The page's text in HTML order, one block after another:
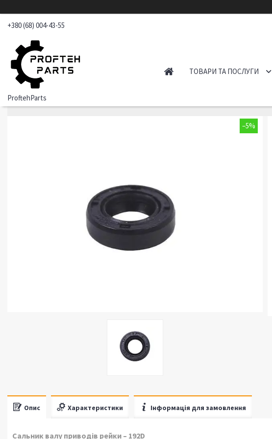
+380 (68) 004-43-55
ProftehParts
ТОВАРИ ТА ПОСЛУГИ
–5%
Опис Характеристики Інформація для замовлення
Сальник валу приводів рейки – 192D